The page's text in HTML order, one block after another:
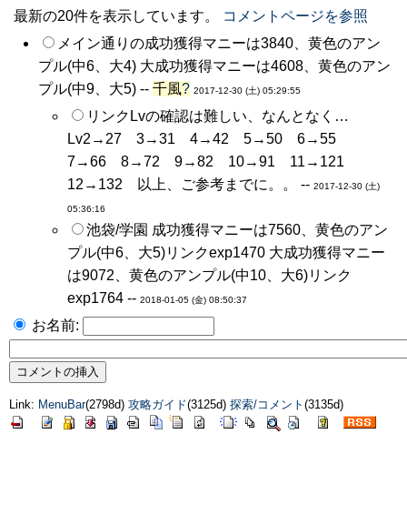
最新の20件を表示しています。
コメントページを参照
メイン通りの成功獲得マニーは3840、黄色のアン
プル(中6、大4) 大成功獲得マニーは4608、黄色のアン
プル(中9、大5) -- 千風? 2017-12-30 (土) 05:29:55
リンクLvの確認は難しい、なんとなく…
Lv2→27 3→31 4→42 5→50 6→55
7→66 8→72 9→82 10→91 11→121
12→132 以上、ご参考までに。。 -- 2017-12-30 (土)
05:36:16
池袋/学園 成功獲得マニーは7560、黄色のアン
プル(中6、大5)リンクexp1470 大成功獲得マニー
は9072、黄色のアンプル(中10、大6)リンク
exp1764 -- 2018-01-05 (金) 08:50:37
お名前:
Link: MenuBar(2798d) 攻略ガイド(3125d) 探索/コメント (3135d)